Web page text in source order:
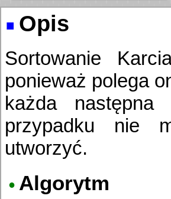
Opis
Sortowanie
ponieważ polega
każda
przypadku nie
utworzyć.
Algorytm